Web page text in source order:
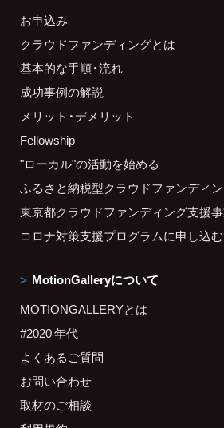
お申込み
クラウドファンディングとは
基本的な手順・流れ
成功事例の解説
メリット・デメリット
Fellowship
"ローカル"の活動を始める
ふるさと納税型クラウドファンディ
東京都クラウドファンディング支援
コロナ対策支援プログラムに申し込む
MotionGalleryについて
MOTIONGALLERYとは
#2020 年代
よくあるご質問
お問い合わせ
取材のご相談